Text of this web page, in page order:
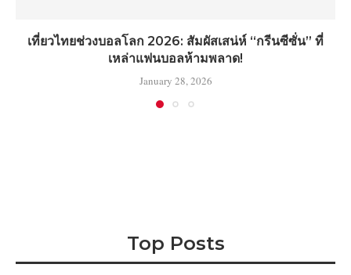
เที่ยวไทยช่วงบอลโลก 2026: สัมผัสเสน่ห์ “กรีนซีซั่น” ที่
เหล่าแฟนบอลห้ามพลาด!
January 28, 2026
Top Posts